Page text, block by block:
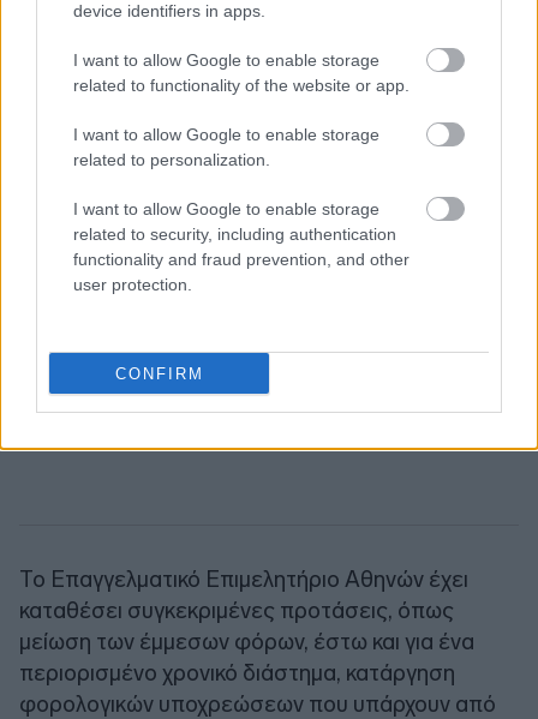
device identifiers in apps.
I want to allow Google to enable storage
related to functionality of the website or app.
I want to allow Google to enable storage
related to personalization.
I want to allow Google to enable storage
related to security, including authentication
functionality and fraud prevention, and other
user protection.
CONFIRM
Το Επαγγελματικό Επιμελητήριο Αθηνών έχει
καταθέσει συγκεκριμένες προτάσεις, όπως
μείωση των έμμεσων φόρων, έστω και για ένα
περιορισμένο χρονικό διάστημα, κατάργηση
φορολογικών υποχρεώσεων που υπάρχουν από